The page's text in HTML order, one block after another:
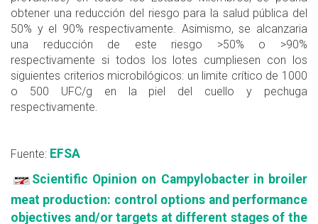
obtener una reducción del riesgo para la salud pública del
50% y el 90% respectivamente. Asimismo, se alcanzaria
una reducción de este riesgo >50% o >90%
respectivamente si todos los lotes cumpliesen con los
siguientes criterios microbilógicos: un limite crítico de 1000
o 500 UFC/g en la piel del cuello y pechuga
respectivamente.
Fuente: EFSA
Scientific Opinion on Campylobacter in broiler
meat production: control options and performance
objectives and/or targets at different stages of the